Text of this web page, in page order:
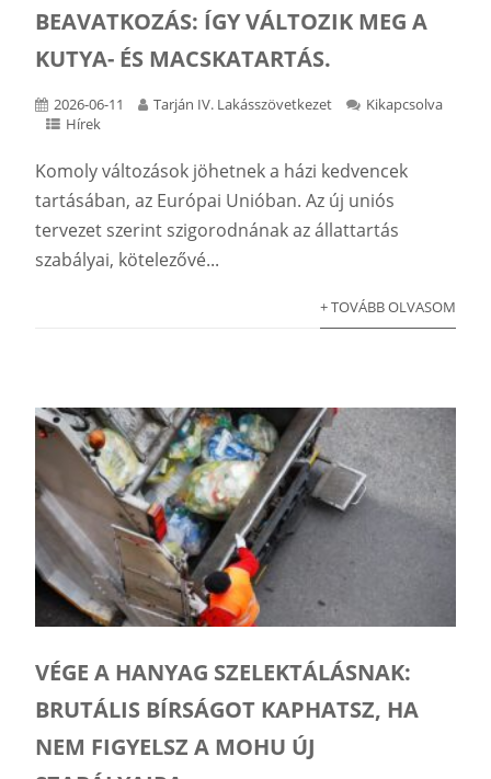
BEAVATKOZÁS: ÍGY VÁLTOZIK MEG A
KUTYA- ÉS MACSKATARTÁS.
2026-06-11 Tarján IV. Lakásszövetkezet
Kikapcsolva
Hírek
Komoly változások jöhetnek a házi kedvencek
tartásában, az Európai Unióban. Az új uniós
tervezet szerint szigorodnának az állattartás
szabályai, kötelezővé...
+ TOVÁBB OLVASOM
VÉGE A HANYAG SZELEKTÁLÁSNAK:
BRUTÁLIS BÍRSÁGOT KAPHATSZ, HA
NEM FIGYELSZ A MOHU ÚJ